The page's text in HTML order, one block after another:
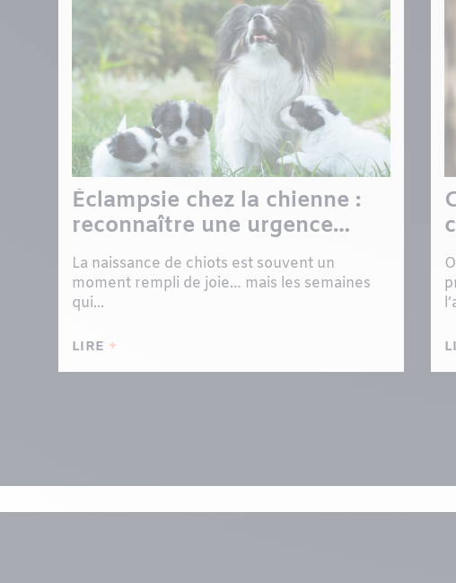
Éclampsie chez la chienne :
reconnaître une urgence
après la mise bas
La naissance de chiots est souvent un
moment rempli de joie… mais les semaines
qui...
LIRE